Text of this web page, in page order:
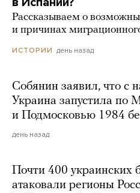
Рассказываем о
и причинах
ИСТОРИИ день назад
Собянин заявил, что с
Украина запустила по
и Подмосковью 1984
день назад
Почти 400 украинских
атаковали регионы